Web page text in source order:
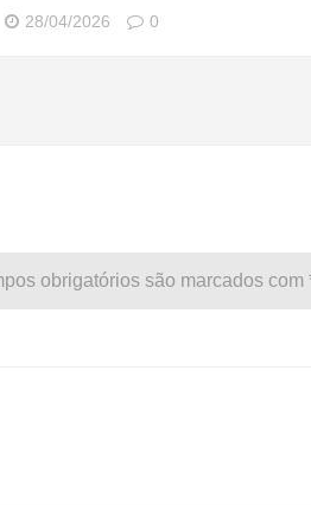
28/04/2026 0
obrigatórios são marcados com